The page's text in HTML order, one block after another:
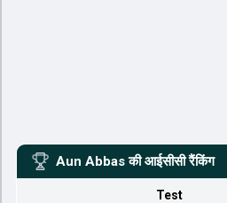
Aun Abbas की आईसीसी रैंकिंग
Test